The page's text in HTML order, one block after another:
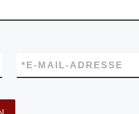
E-MAIL-ADRESSE
*